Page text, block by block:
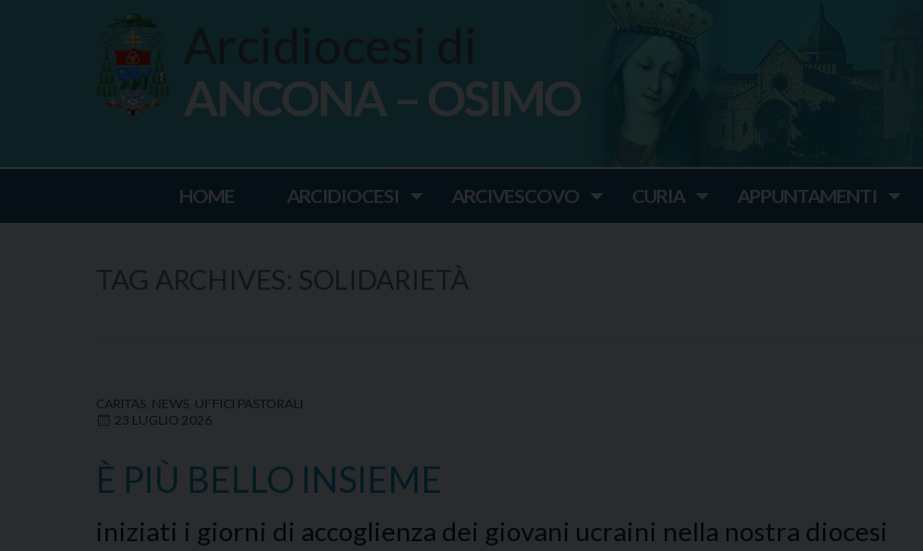
Ancona Osimo
ANCONA – OSIMO
HOME ARCIDIOCESI ARCIVESCOVO CURIA APPUNTAMENTI
CARITAS NEWS UFFICI PASTORALI
23 LUGLIO 2026
È PIÙ BELLO INSIEME
iniziati i giorni di accoglienza dei giovani ucraini nella nostra diocesi